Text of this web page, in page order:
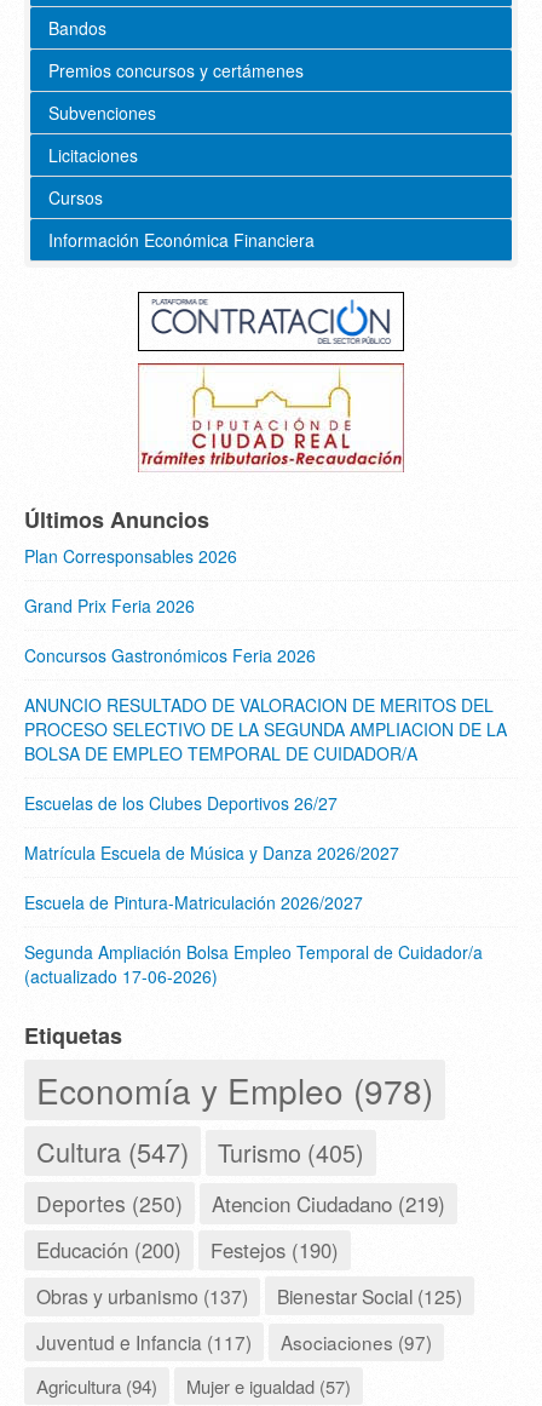
Bandos
Premios concursos y certámenes
Subvenciones
Licitaciones
Cursos
Información Económica Financiera
Últimos Anuncios
Plan Corresponsables 2026
Grand Prix Feria 2026
Concursos Gastronómicos Feria 2026
ANUNCIO RESULTADO DE VALORACION DE MERITOS DEL
PROCESO SELECTIVO DE LA SEGUNDA AMPLIACION DE LA
BOLSA DE EMPLEO TEMPORAL DE CUIDADOR/A
Escuelas de los Clubes Deportivos 26/27
Matrícula Escuela de Música y Danza 2026/2027
Escuela de Pintura-Matriculación 2026/2027
Segunda Ampliación Bolsa Empleo Temporal de Cuidador/a
(actualizado 17-06-2026)
Etiquetas
Economía y Empleo (978)
Cultura (547) Turismo (405)
Deportes (250) Atencion Ciudadano (219)
Educación (200) Festejos (190)
Obras y urbanismo (137)
Bienestar Social (125)
Juventud e Infancia (117)
Asociaciones (97)
Agricultura (94)
Mujer e igualdad (57)